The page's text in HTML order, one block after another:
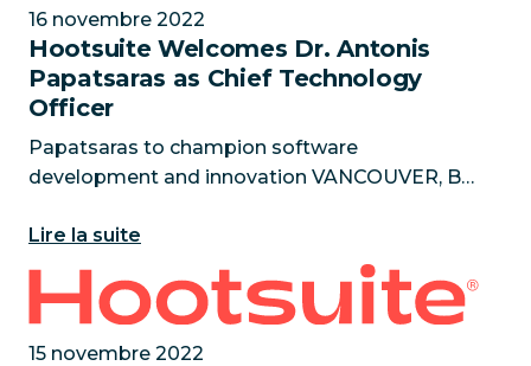
16 novembre 2022
Hootsuite Welcomes Dr. Antonis
Papatsaras as Chief Technology
Officer
Papatsaras to champion software
development and innovation VANCOUVER, BC
to announce that Dr. Antonis Papatsaras has
joined the ‘nest’ as Chief Technology Of
Lire la suite
Hootsuite Unveils the Top Social Media Marketing
15 novembre 2022